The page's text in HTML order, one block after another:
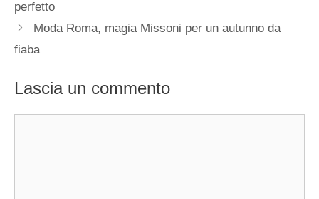
perfetto
Moda Roma, magia Missoni per un autunno da
fiaba
Lascia un commento